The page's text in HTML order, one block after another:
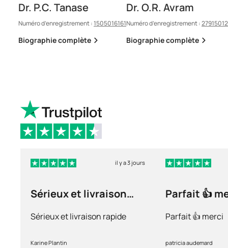
Dr. P.C. Tanase
Numéro d’enregistrement :1505016161
Biographie complète
Dr. O.R. Avram
Numéro d’enregistrement :
Biographie complète
il y a 3 jours
Sérieux et livraison
Sérieux et livraison rapide
Karine Plantin
Parfait 👍
Parfait 👍 merci
patricia audemard